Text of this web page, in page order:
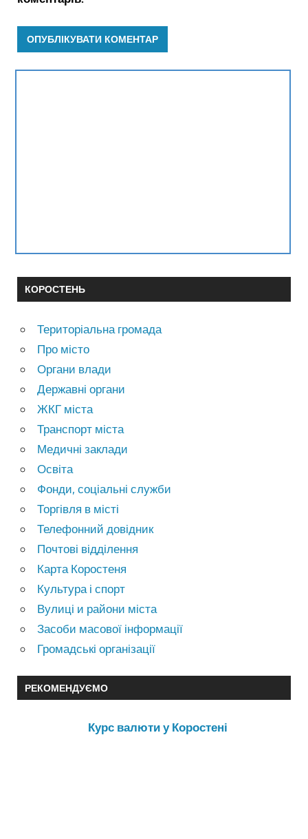
КОРОСТЕНЬ
Територіальна громада
Про місто
Органи влади
Державні органи
ЖКГ міста
Транспорт міста
Медичні заклади
Освіта
Фонди, соціальні служби
Торгівля в місті
Телефонний довідник
Почтові відділення
Карта Коростеня
Культура і спорт
Вулиці и райони міста
Засоби масової інформації
Громадські організації
РЕКОМЕНДУЄМО
Курс валюти у Коростені